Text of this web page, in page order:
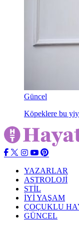
Güncel
Köpeklere bu
YAZARLAR
ASTROLOJİ
STİL
İYİ YAŞAM
ÇOÇUKLU
GÜNCEL